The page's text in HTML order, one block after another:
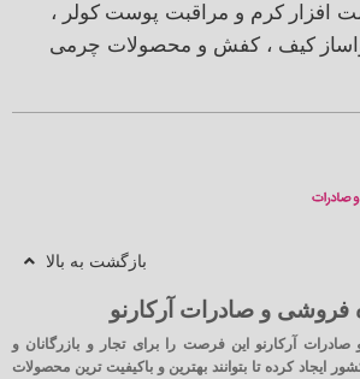
افزار کرم و مراقبت پوست کولر ،
کیف ، کفش و محصولات چرمی
بازگشت به بالا
فروشی و صادرات آرکارنو
آرکارنو این فرصت را برای تجار و بازرگانان و
ایجاد کرده تا بتوانند بهترین و باکیفیت ترین محصولات